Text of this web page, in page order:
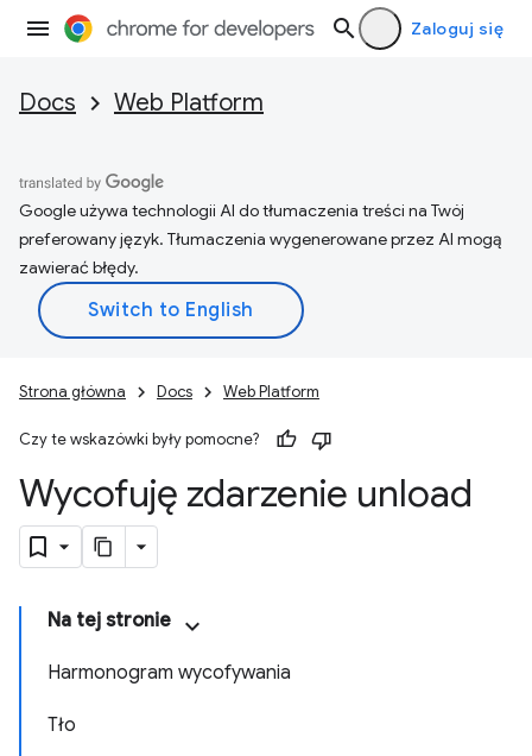
Zaloguj się
Docs Web Platform
Google używa technologii AI do tłumaczenia treści na Twój
preferowany język. Tłumaczenia wygenerowane przez AI mogą
zawierać błędy.
Strona główna Docs Web Platform
Czy te wskazówki były pomocne?
Wycofuję zdarzenie unload
Na tej stronie
Harmonogram wycofywania
Tło